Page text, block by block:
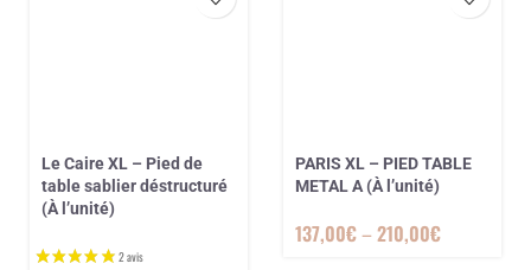
Le Caire XL – Pied de
table sablier déstructuré
(À l’unité)
PARIS XL – PIED TABLE
METAL A (À l’unité)
137,00€–210,00€